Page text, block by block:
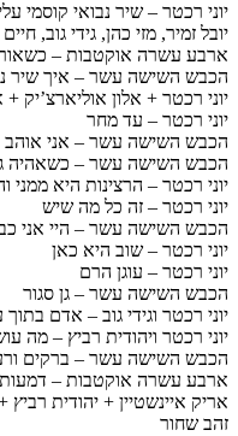
יוני רכטר – שיר נבואי קוסמי
יובל זמיר, מזי כהן, גידי גוב,
ארבע עשרה אוקטבות – כשאור
הכבש השישה עשר – איך שיר
יוני רכטר + אלון
יוני רכטר – עד מחר
הכבש השישה עשר – אני אוהב
הכבש השישה עשר – כשאהיה
יוני רכטר – הרצינות היא ממני
יוני רכטר – זה כל מה שיש
הכבש השישה עשר – היי אני
יוני רכטר – שוב היא כאן
יוני רכטר – עוגן הרם
הכבש השישה עשר – גן סגור
יוני רכטר וגידי גוב – אדם בתוך
יוני רכטר ויהודית רביץ – מה
הכבש השישה עשר – ברקים
ארבע עשרה אוקטבות –
אריק איינשטיין + יהודית
זהב שחור